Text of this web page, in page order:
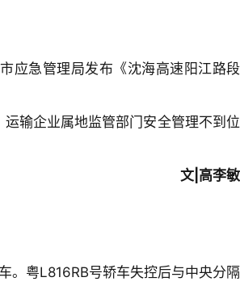
应急管理局发布《沈海高速阳江路段
输企业属地监管部门安全管理不到位
文|高李敏
。粤L816RB号轿车失控后与中央分隔